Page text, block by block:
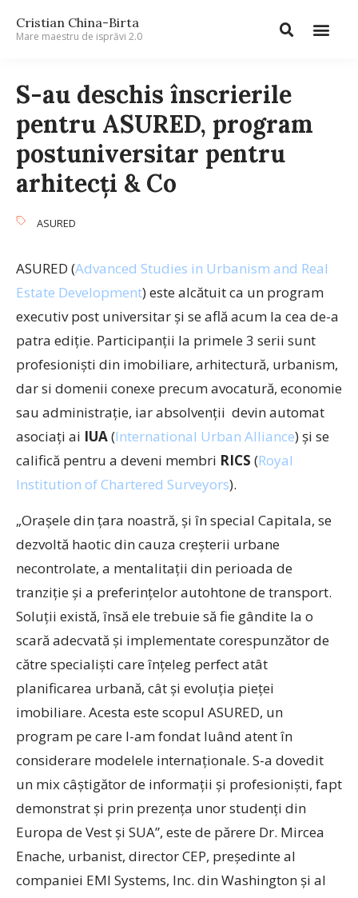
Cristian China-Birta
Mare maestru de isprăvi 2.0
S-au deschis înscrierile
pentru ASURED, program
postuniversitar pentru
arhitecți & Co
ASURED
ASURED (Advanced Studies in Urbanism and Real
Estate Development) este alcătuit ca un program
executiv post universitar și se află acum la cea de-a
patra ediție. Participanții la primele 3 serii sunt
profesioniști din imobiliare, arhitectură, urbanism,
dar si domenii conexe precum avocatură, economie
sau administrație, iar absolvenții devin automat
asociați ai IUA(International Urban Alliance) și se
califică pentru a deveni membri RICS (Royal
Institution of Chartered Surveyors).
„Orașele din țara noastră, și în special Capitala, se
dezvoltă haotic din cauza creșterii urbane
necontrolate, a mentalitații din perioada de
tranziție și a preferințelor autohtone de transport.
Soluții există, însă ele trebuie să fie gândite la o
scară adecvată și implementate corespunzător de
către specialiști care înțeleg perfect atât
planificarea urbană, cât și evoluția pieței
imobiliare. Acesta este scopul ASURED, un
program pe care l-am fondat luând atent în
considerare modelele internaționale. S-a dovedit
un mix câștigător de informații și profesioniști, fapt
demonstrat și prin prezența unor studenți din
Europa de Vest și SUA”, este de părere Dr. Mircea
Enache, urbanist, director CEP, președinte al
companiei EMI Systems, Inc. din Washington și al